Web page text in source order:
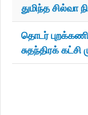
துமிந்த சில்வா
தொடர்
சுதந்திரக் கட்சி